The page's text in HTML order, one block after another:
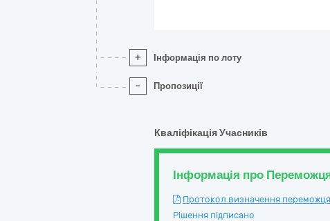
+ Інформація по лоту
- Пропозиції
Кваліфікація Учасників
Інформація про
Протокол визначення переможця
Рішення підписано